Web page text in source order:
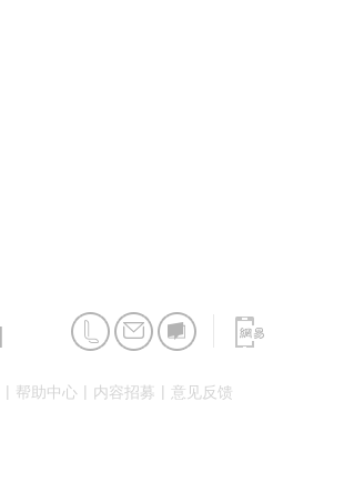
| 帮助中心 | 内容招募 | 意见反馈